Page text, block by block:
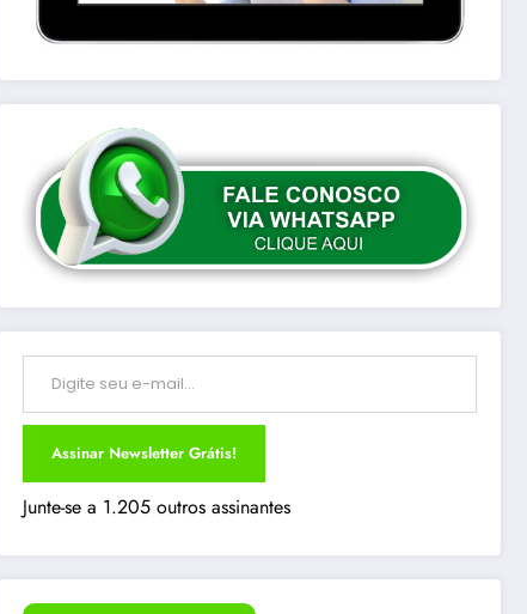
Digite seu e-mail…
Assinar Newsletter Grátis!
Junte-se a 1.205 outros assinantes